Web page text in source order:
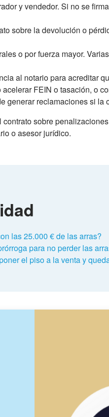
y vendedor. Si no se
sobre la devolución o
o por fuerza mayor.
al notario para acreditar
FEIN o tasación, o
generar reclamaciones si la
sobre
o asesor jurídico.
las 25.000 € de las arras?
para no perder las
el piso a la venta y